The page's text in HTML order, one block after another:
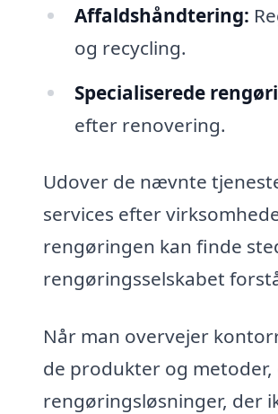
Affaldshåndtering:
og recycling.
Specialiserede
efter renovering.
Udover de nævnte
services efter
rengøringen kan finde
rengøringsselskabet
Når man overvejer
de produkter og
rengøringsløsninger, der